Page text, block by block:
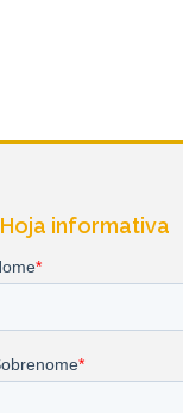
Hoja informativa